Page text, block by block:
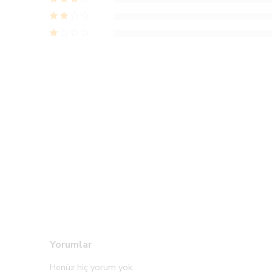
Yorumlar
Henüz hiç yorum yok.